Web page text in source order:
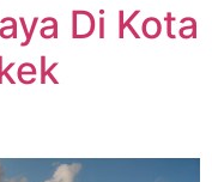
Di Kota